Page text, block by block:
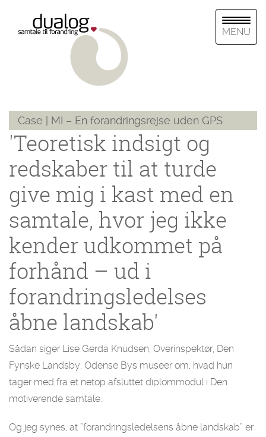
Case | MI – En forandringsrejse uden GPS
'Teoretisk indsigt og
redskaber til at turde
give mig i kast med en
samtale, hvor jeg ikke
kender udkommet på
forhånd – ud i
forandringsledelses
åbne landskab'
Sådan siger Lise Gerda Knudsen, Overinspektør, Den
Fynske Landsby, Odense Bys museer om, hvad hun
tager med fra et netop afsluttet diplommodul i Den
motiverende samtale.
Og jeg synes, at ”forandringsledelsens åbne landskab” er
MENU